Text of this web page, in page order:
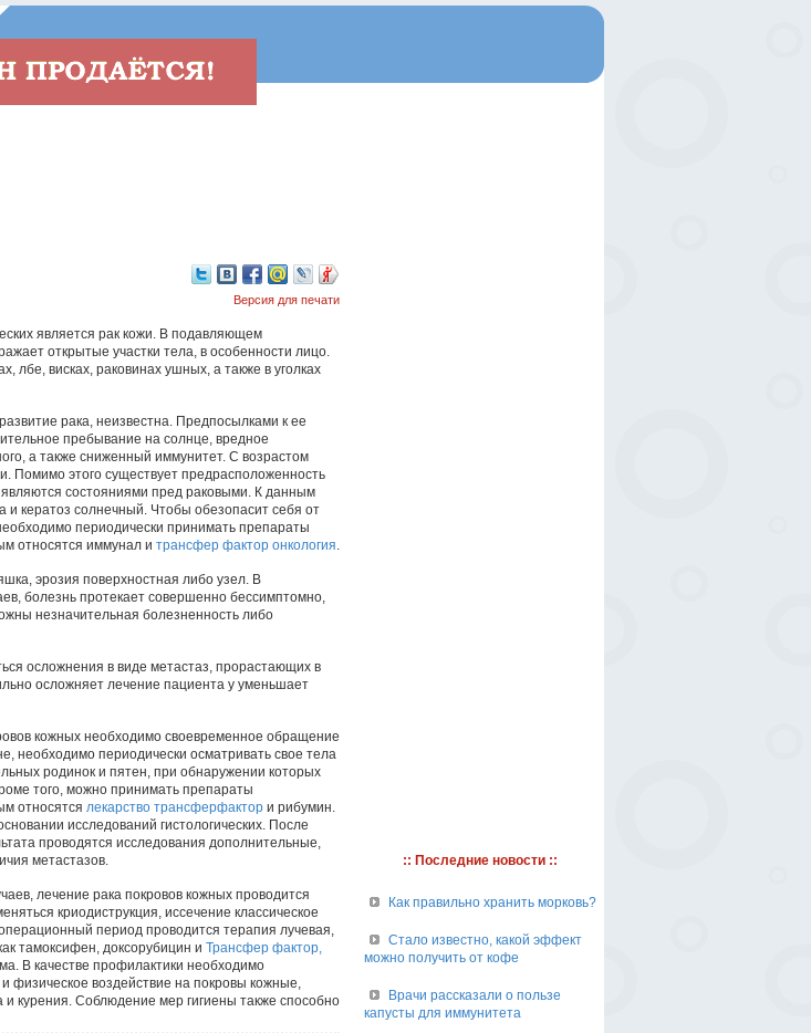
Версия для печати
является рак кожи. В подавляющем
открытые участки тела, в особенности лицо.
лбе, висках, раковинах ушных, а также в уголках
рака, неизвестна. Предпосылками к ее
пребывание на солнце, вредное
а также сниженный иммунитет. С возрастом
Помимо этого существует предрасположенность
являются состояниями пред раковыми. К данным
и кератоз солнечный. Чтобы обезопасит себя от
периодически принимать препараты
относятся иммунал и трансфер фактор онкология.
эрозия поверхностная либо узел. В
болезнь протекает совершенно бессимптомно,
незначительная болезненность либо
осложнения в виде метастаз, прорастающих в
осложняет лечение пациента у уменьшает
кожных необходимо своевременное обращение
необходимо периодически осматривать свое тела
родинок и пятен, при обнаружении которых
того, можно принимать препараты
относятся лекарство трансферфактори рибумин.
исследований гистологических. После
проводятся исследования дополнительные,
метастазов.
лечение рака покровов кожных проводится
криодиструкция, иссечение классическое
период проводится терапия лучевая,
тамоксифен, доксорубицин и Трансфер фактор,
В качестве профилактики необходимо
физическое воздействие на покровы кожные,
и курения. Соблюдение мер гигиены также способно
:: Последние новости ::
Как правильно хранить морковь?
Стало известно, какой эффект
можно получить от кофе
Врачи рассказали о пользе
капусты для иммунитета